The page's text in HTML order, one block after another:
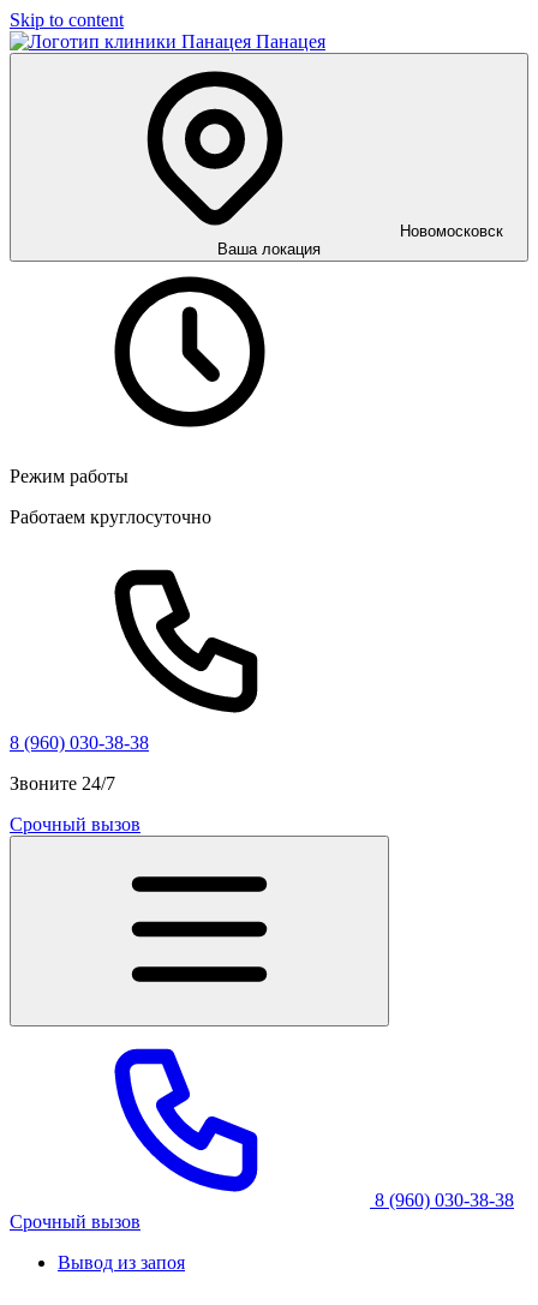
Skip to content
Панацея
Новомосковск
Ваша локация
Режим работы
Работаем круглосуточно
8 (960) 030-38-38
Звоните 24/7
Срочный вызов
8 (960) 030-38-38
Срочный вызов
Вывод из запоя